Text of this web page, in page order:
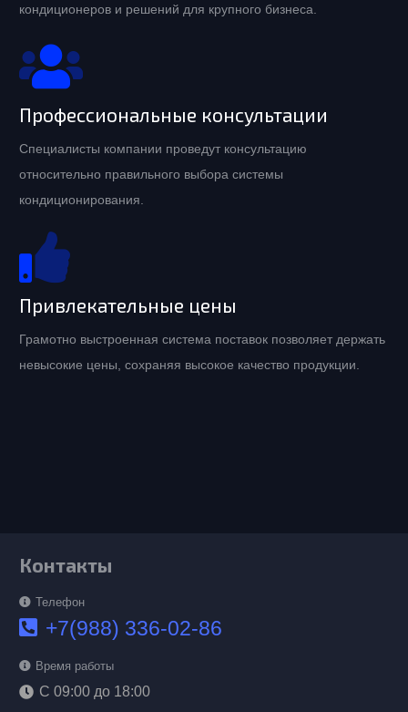
кондиционеров и решений для крупного бизнеса.
Профессиональные консультации
Специалисты компании проведут консультацию
относительно правильного выбора системы
кондиционирования.
Привлекательные цены
Грамотно выстроенная система поставок позволяет держать
невысокие цены, сохраняя высокое качество продукции.
Контакты
Телефон
+7(988) 336-02-86
Время работы
С 09:00 до 18:00